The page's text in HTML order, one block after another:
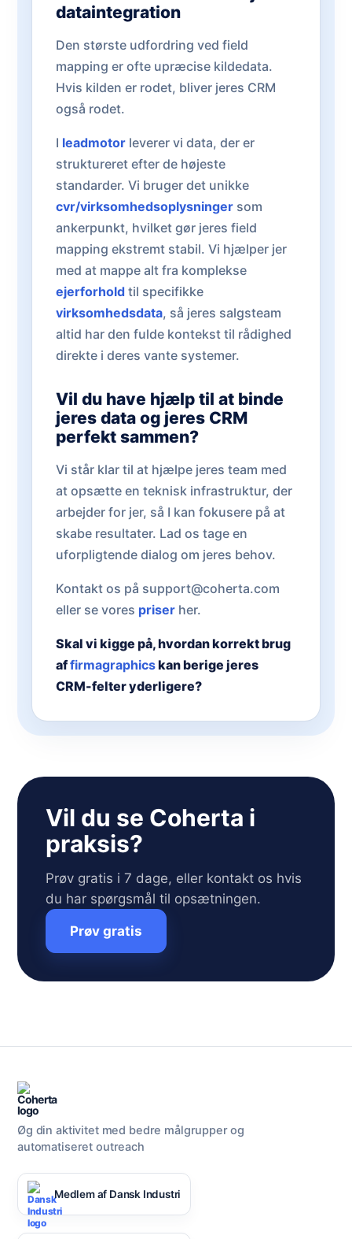
dataintegration
Den største udfordring ved field
mapping er ofte upræcise kildedata.
Hvis kilden er rodet, bliver jeres CRM
også rodet.
I leadmotor leverer vi data, der er
struktureret efter de højeste
standarder. Vi bruger det unikke
cvr/virksomhedsoplysninger som
ankerpunkt, hvilket gør jeres field
mapping ekstremt stabil. Vi hjælper jer
med at mappe alt fra komplekse
ejerforhold til specifikke
virksomhedsdata, så jeres salgsteam
altid har den fulde kontekst til rådighed
direkte i deres vante systemer.
Vil du have hjælp til at binde
jeres data og jeres CRM
perfekt sammen?
Vi står klar til at hjælpe jeres team med
at opsætte en teknisk infrastruktur, der
arbejder for jer, så I kan fokusere på at
skabe resultater. Lad os tage en
uforpligtende dialog om jeres behov.
Kontakt os på support@coherta.com
eller se vores priser her.
Skal vi kigge på, hvordan korrekt brug
affirmagraphicskan berige jeres
CRM-felter yderligere?
Vil du se Coherta i
praksis?
Prøv gratis i 7 dage, eller kontakt os hvis
du har spørgsmål til opsætningen.
Prøv gratis
Øg din aktivitet med bedre målgrupper og
automatiseret outreach
Medlem af Dansk Industri